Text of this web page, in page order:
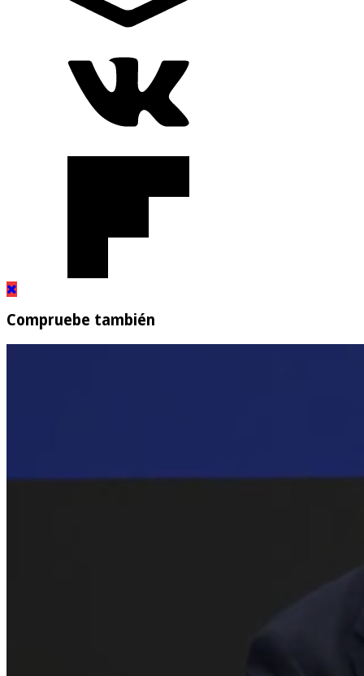
Compruebe también